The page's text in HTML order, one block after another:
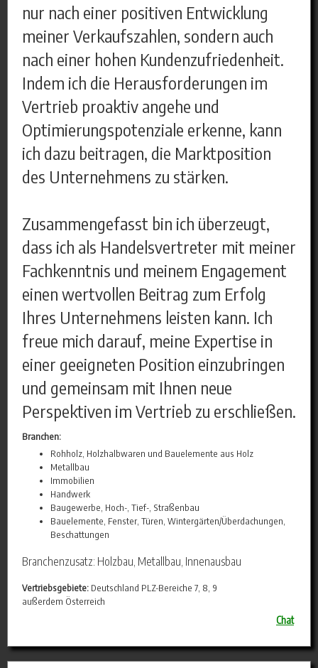
nur nach einer positiven Entwicklung
meiner Verkaufszahlen, sondern auch
nach einer hohen Kundenzufriedenheit.
Indem ich die Herausforderungen im
Vertrieb proaktiv angehe und
Optimierungspotenziale erkenne, kann
ich dazu beitragen, die Marktposition
des Unternehmens zu stärken.
Zusammengefasst bin ich überzeugt,
dass ich als Handelsvertreter mit meiner
Fachkenntnis und meinem Engagement
einen wertvollen Beitrag zum Erfolg
Ihres Unternehmens leisten kann. Ich
freue mich darauf, meine Expertise in
einer geeigneten Position einzubringen
und gemeinsam mit Ihnen neue
Perspektiven im Vertrieb zu erschließen.
Branchen:
Rohholz, Holzhalbwaren und Bauelemente aus Holz
Metallbau
Immobilien
Handwerk
Baugewerbe, Hoch-, Tief-, Straßenbau
Bauelemente, Fenster, Türen, Wintergärten/Überdachungen,
Beschattungen
Branchenzusatz: Holzbau, Metallbau, Innenausbau
Vertriebsgebiete: Deutschland PLZ-Bereiche 7, 8, 9
außerdem Österreich
Chat